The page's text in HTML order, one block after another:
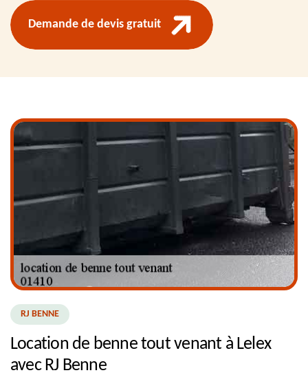
Demande de devis gratuit
RJ BENNE
Location de benne tout venant à Lelex
avec RJ Benne